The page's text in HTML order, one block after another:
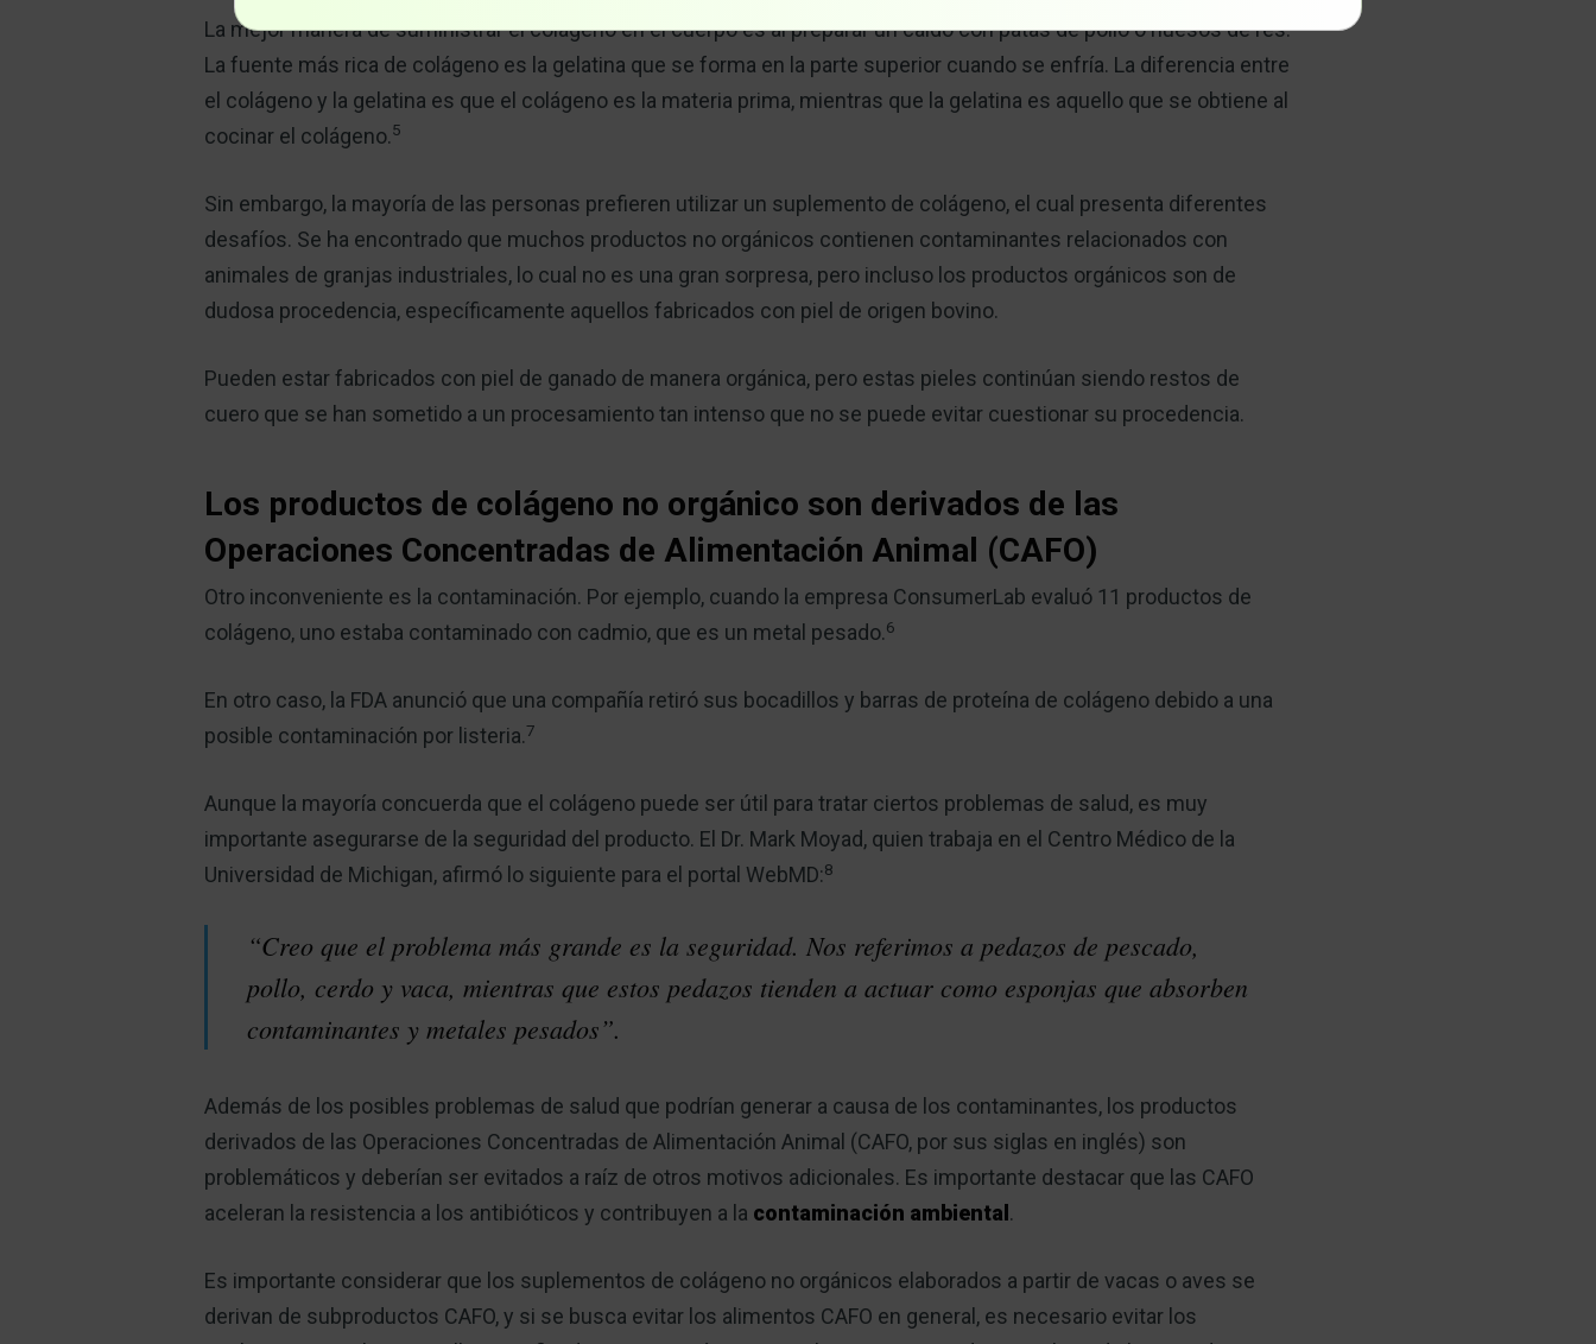
La mejor manera de suministrar el colágeno en el cuerpo es al preparar un caldo con patas de pollo o huesos de res.
La fuente más rica de colágeno es la gelatina que se forma en la parte superior cuando se enfría. La diferencia entre
el colágeno y la gelatina es que el colágeno es la materia prima, mientras que la gelatina es aquello que se obtiene al
cocinar el colágeno.5
Sin embargo, la mayoría de las personas prefieren utilizar un suplemento de colágeno, el cual presenta diferentes
desafíos. Se ha encontrado que muchos productos no orgánicos contienen contaminantes relacionados con
animales de granjas industriales, lo cual no es una gran sorpresa, pero incluso los productos orgánicos son de
dudosa procedencia, específicamente aquellos fabricados con piel de origen bovino.
Pueden estar fabricados con piel de ganado de manera orgánica, pero estas pieles continúan siendo restos de
cuero que se han sometido a un procesamiento tan intenso que no se puede evitar cuestionar su procedencia.
Los productos de colágeno no orgánico son derivados de las
Operaciones Concentradas de Alimentación Animal (CAFO)
Otro inconveniente es la contaminación. Por ejemplo, cuando la empresa ConsumerLab evaluó 11 productos de
colágeno, uno estaba contaminado con cadmio, que es un metal pesado.6
En otro caso, la FDA anunció que una compañía retiró sus bocadillos y barras de proteína de colágeno debido a una
posible contaminación por listeria.7
Aunque la mayoría concuerda que el colágeno puede ser útil para tratar ciertos problemas de salud, es muy
importante asegurarse de la seguridad del producto. El Dr. Mark Moyad, quien trabaja en el Centro Médico de la
Universidad de Michigan, afirmó lo siguiente para el portal WebMD:8
“Creo que el problema más grande es la seguridad. Nos referimos a pedazos de pescado,
pollo, cerdo y vaca, mientras que estos pedazos tienden a actuar como esponjas que absorben
contaminantes y metales pesados”.
Además de los posibles problemas de salud que podrían generar a causa de los contaminantes, los productos
derivados de las Operaciones Concentradas de Alimentación Animal (CAFO, por sus siglas en inglés) son
problemáticos y deberían ser evitados a raíz de otros motivos adicionales. Es importante destacar que las CAFO
aceleran la resistencia a los antibióticos y contribuyen a la contaminación ambiental .
Es importante considerar que los suplementos de colágeno no orgánicos elaborados a partir de vacas o aves se
derivan de subproductos CAFO, y si se busca evitar los alimentos CAFO en general, es necesario evitar los